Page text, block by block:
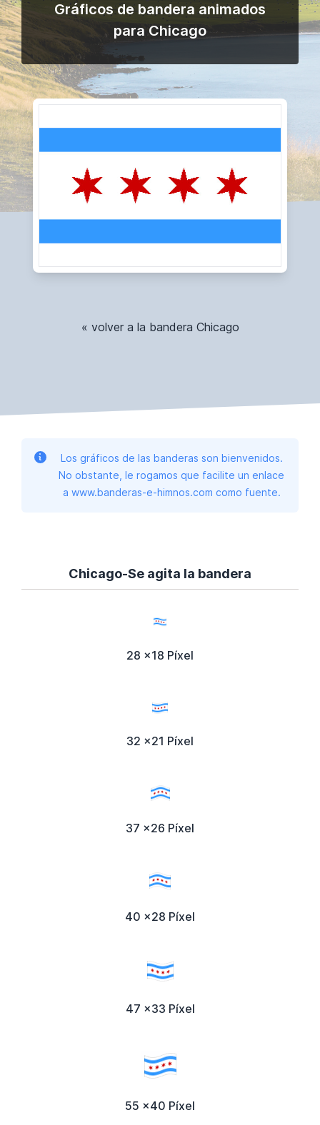
Gráficos de bandera animados
para Chicago
« volver a la bandera Chicago
Los gráficos de las banderas son bienvenidos.
No obstante, le rogamos que facilite un enlace
a www.banderas-e-himnos.com como fuente.
Chicago-Se agita la bandera
28 x18 Píxel
32 x21 Píxel
37 x26 Píxel
40 x28 Píxel
47 x33 Píxel
55 x40 Píxel